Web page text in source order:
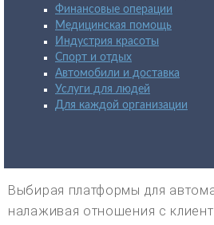
Финансовые операции
Медицинская помощь
Индустрия красоты
Спорт и отдых
Автомобили и доставка
Услуги для людей
Для каждой организации
Выбирая платформы для
налаживая отношения с